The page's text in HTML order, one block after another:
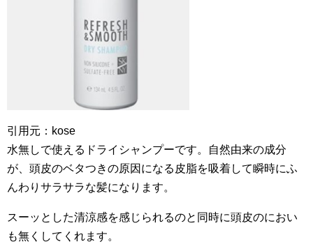
引用元：kose
水無しで使えるドライシャンプーです。自然由来の成分
が、頭皮のベタつきの原因になる皮脂を吸着して瞬時にふ
んわりサラサラな髪になります。
スーッとした清涼感を感じられるのと同時に頭皮のにおい
も無くしてくれます。